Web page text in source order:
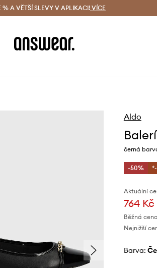
Doručení i do 24 h
% A VĚTŠÍ SLEVY V APLIKACI! VÍCE
Aldo
černá
-50%
Aktuální
764 Kč
Běžná
Nejnižší
Barva: